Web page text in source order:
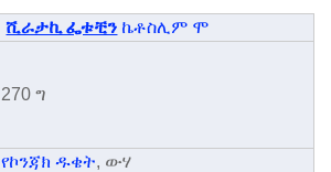
ሺራታኪ ፌቱቺን ኬቶስሊም ሞ
270 ግ
የኮንጃክ ዱቄት, ውሃ